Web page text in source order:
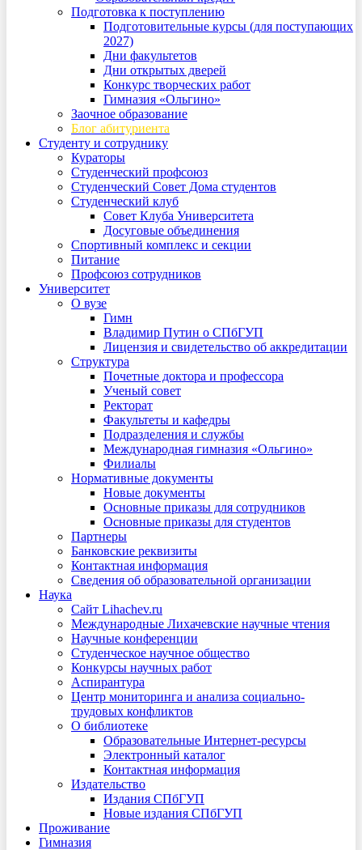
Подготовка к поступлению
Подготовительные курсы (для поступающих
2027)
Дни факультетов
Дни открытых дверей
Конкурс творческих работ
Гимназия «Ольгино»
Заочное образование
Блог абитуриента
Студенту и сотруднику
Кураторы
Студенческий профсоюз
Студенческий Совет Дома студентов
Студенческий клуб
Совет Клуба Университета
Досуговые объединения
Спортивный комплекс и секции
Питание
Профсоюз сотрудников
Университет
О вузе
Гимн
Владимир Путин о СПбГУП
Лицензия и свидетельство об аккредитации
Структура
Почетные доктора и профессора
Ученый совет
Ректорат
Факультеты и кафедры
Подразделения и службы
Международная гимназия «Ольгино»
Филиалы
Нормативные документы
Новые документы
Основные приказы для сотрудников
Основные приказы для студентов
Партнеры
Банковские реквизиты
Контактная информация
Сведения об образовательной организации
Наука
Сайт Lihachev.ru
Международные Лихачевские научные чтения
Научные конференции
Студенческое научное общество
Конкурсы научных работ
Аспирантура
Центр мониторинга и анализа социально-
трудовых конфликтов
О библиотеке
Образовательные Интернет-ресурсы
Электронный каталог
Контактная информация
Издательство
Издания СПбГУП
Новые издания СПбГУП
Проживание
Гимназия